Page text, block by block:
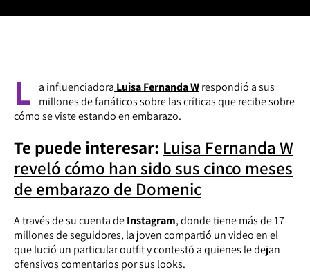
L a influenciadora Luisa Fernanda Wrespondió a sus
millones de fanáticos sobre las críticas que recibe sobre
cómo se viste estando en embarazo.
Te puede interesar: Luisa Fernanda W
reveló cómo han sido sus cinco meses
de embarazo de Domenic
A través de su cuenta deInstagram, donde tiene más de 17
millones de seguidores, la joven compartió un video en el
que lució un particular outfit y contestó a quienes le dejan
ofensivos comentarios por sus looks.